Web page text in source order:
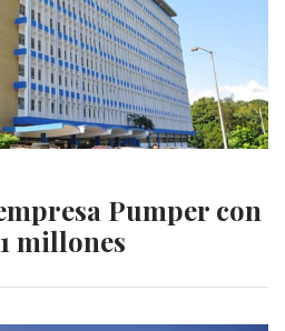
Pumper con
millones